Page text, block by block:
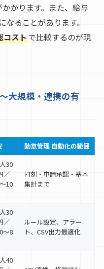
かります。また、給与
ることがあります。
コストで比較するのが現
大規模・連携の有
勤怠管理 自動化の範囲
30
／
10
打刻・申請承認・基本
集計まで
30
／
〜8
ルール設定、アラー
ト、CSV出力最適化
40